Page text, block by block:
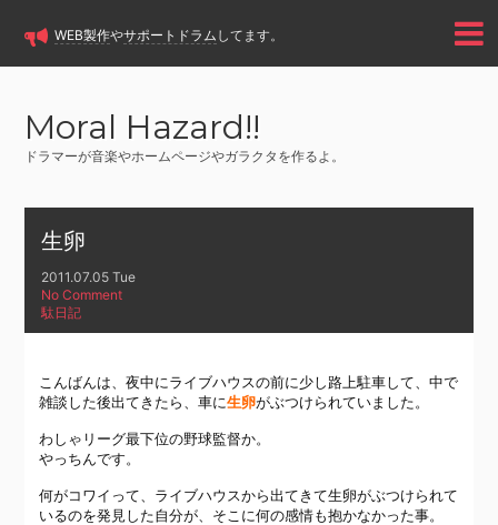
WEB製作やサポートドラム してます。
Moral Hazard!!
ドラマーが音楽やホームページやガラクタを作るよ。
生卵
2011.07.05 Tue
No Comment
駄日記
こんばんは、夜中にライブハウスの前に少し路上駐車して、中で
雑談した後出てきたら、車に生卵がぶつけられていました。
わしゃリーグ最下位の野球監督か。
やっちんです。
何がコワイって、ライブハウスから出てきて生卵がぶつけられて
いるのを発見した自分が、そこに何の感情も抱かなかった事。